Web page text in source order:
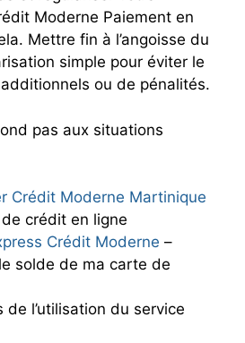
Moderne Paiement en
Mettre fin à l’angoisse du
simple pour éviter le
ou de pénalités.
pas aux situations
Crédit Moderne Martinique
crédit en ligne
Crédit Moderne –
solde de ma carte de
de l’utilisation du service